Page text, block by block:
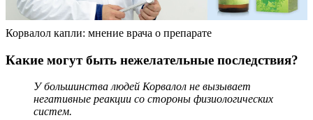
Корвалол капли: мнение врача о препарате
Какие могут быть нежелательные последствия?
У большинства людей Корвалол не вызывает
негативные реакции со стороны физиологических
систем.